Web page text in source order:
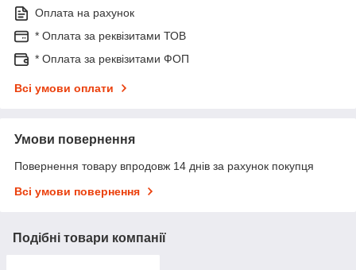
Оплата на рахунок
* Оплата за реквізитами ТОВ
* Оплата за реквізитами ФОП
Всі умови оплати
Умови повернення
Повернення товару впродовж 14 днів за рахунок покупця
Всі умови повернення
Подібні товари компанії